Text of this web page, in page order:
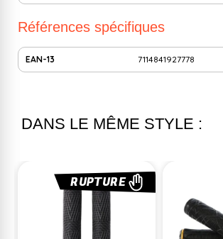
Références spécifiques
EAN-13 7114841927778
DANS LE MÊME STYLE :